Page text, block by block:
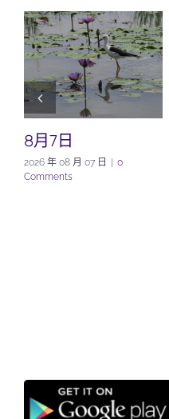
8月7日
2026 年 08 月 07 日
0
Comments